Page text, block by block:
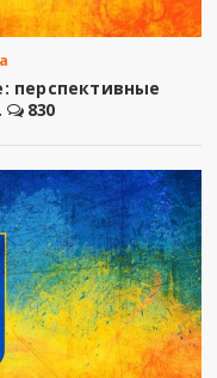
перспективные
830